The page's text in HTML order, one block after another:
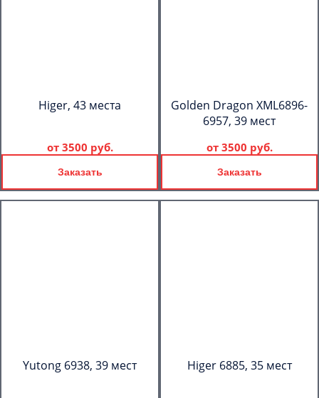
Higer, 43 места
от 3500 руб.
Заказать
Golden Dragon XML6896-
6957, 39 мест
от 3500 руб.
Заказать
Yutong 6938, 39 мест Higer 6885, 35 мест